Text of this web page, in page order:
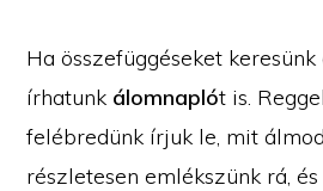
Ha összefüggéseket
írhatunk álomnaplót is.
felébredünk írjuk le, mit
részletesen emlékszünk rá,